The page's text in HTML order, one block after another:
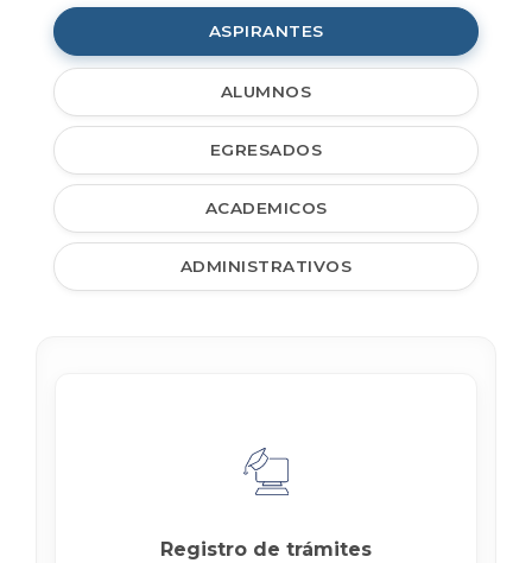
ASPIRANTES
ALUMNOS
EGRESADOS
ACADEMICOS
ADMINISTRATIVOS
Registro de trámites